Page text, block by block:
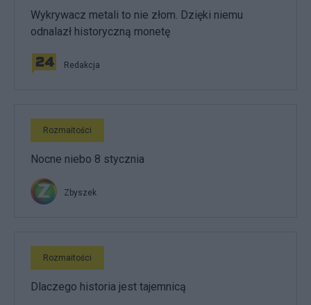
Wykrywacz metali to nie złom. Dzięki niemu
odnalazł historyczną monetę
Redakcja
Rozmaitości
Nocne niebo 8 stycznia
Zbyszek
Rozmaitości
Dlaczego historia jest tajemnicą